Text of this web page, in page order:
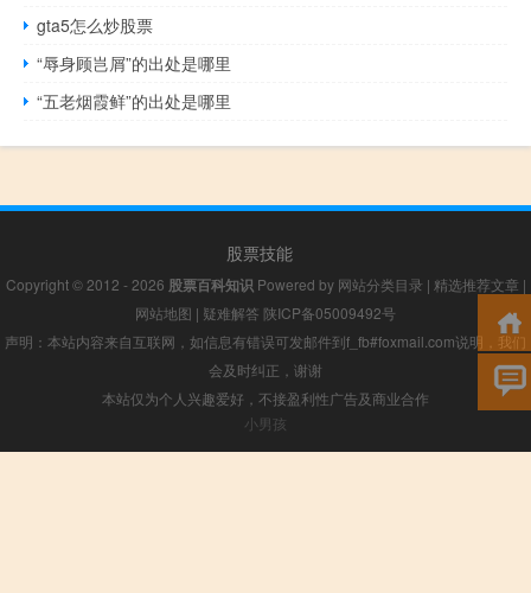
gta5怎么炒股票
“辱身顾岂屑”的出处是哪里
“五老烟霞鲜”的出处是哪里
股票技能
Copyright © 2012 - 2026 股票百科知识 Powered by 网站分类目录 | 精选推荐文章 |
网站地图 | 疑难解答 陕ICP备05009492号
声明：本站内容来自互联网，如信息有错误可发邮件到f_fb#foxmail.com说明，我们
会及时纠正，谢谢
本站仅为个人兴趣爱好，不接盈利性广告及商业合作
小男孩